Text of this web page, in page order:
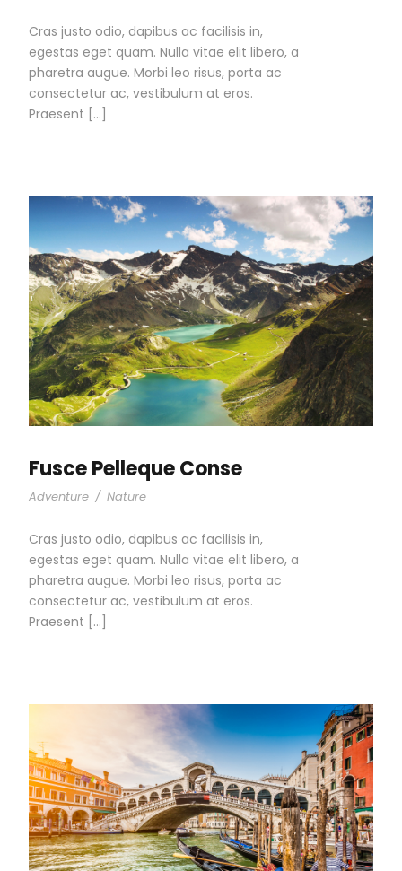
Cras justo odio, dapibus ac facilisis in,
egestas eget quam. Nulla vitae elit libero, a
pharetra augue. Morbi leo risus, porta ac
consectetur ac, vestibulum at eros.
Praesent […]
Fusce Pelleque Conse
Adventure / Nature
Cras justo odio, dapibus ac facilisis in,
egestas eget quam. Nulla vitae elit libero, a
pharetra augue. Morbi leo risus, porta ac
consectetur ac, vestibulum at eros.
Praesent […]